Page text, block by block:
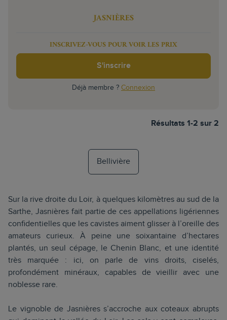
JASNIÈRES
INSCRIVEZ-VOUS POUR VOIR LES PRIX
S'inscrire
Déjà membre ? Connexion
Résultats 1-2 sur 2
Bellivière
Sur la rive droite du Loir, à quelques kilomètres au sud de la
Sarthe, Jasnières fait partie de ces appellations ligériennes
confidentielles que les cavistes aiment glisser à l’oreille des
amateurs curieux. À peine une soixantaine d’hectares
plantés, un seul cépage, le Chenin Blanc, et une identité
très marquée : ici, on parle de vins droits, ciselés,
profondément minéraux, capables de vieillir avec une
noblesse rare.
Le vignoble de Jasnières s’accroche aux coteaux abrupts